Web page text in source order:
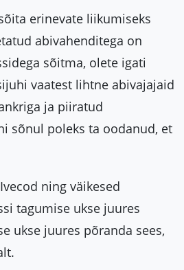
erinevate liikumiseks
abivahenditega on
sõitma, olete igati
vaatest lihtne abivajajaid
ja piiratud
sõnul poleks ta oodanud, et
ning väikesed
tagumise ukse juures
ukse juures põranda sees,